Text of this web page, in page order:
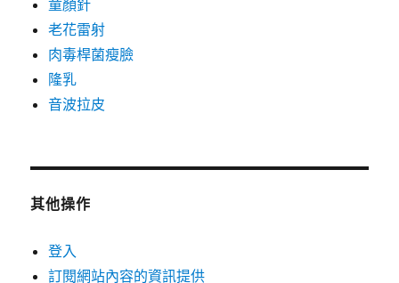
童顏針
老花雷射
肉毒桿菌瘦臉
隆乳
音波拉皮
其他操作
登入
訂閱網站內容的資訊提供